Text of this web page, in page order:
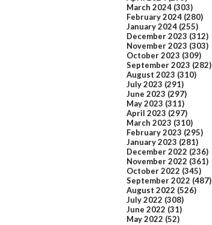
March 2024 (303)
February 2024 (280)
January 2024 (255)
December 2023 (312)
November 2023 (303)
October 2023 (309)
September 2023 (282)
August 2023 (310)
July 2023 (291)
June 2023 (297)
May 2023 (311)
April 2023 (297)
March 2023 (310)
February 2023 (295)
January 2023 (281)
December 2022 (236)
November 2022 (361)
October 2022 (345)
September 2022 (487)
August 2022 (526)
July 2022 (308)
June 2022 (31)
May 2022 (52)